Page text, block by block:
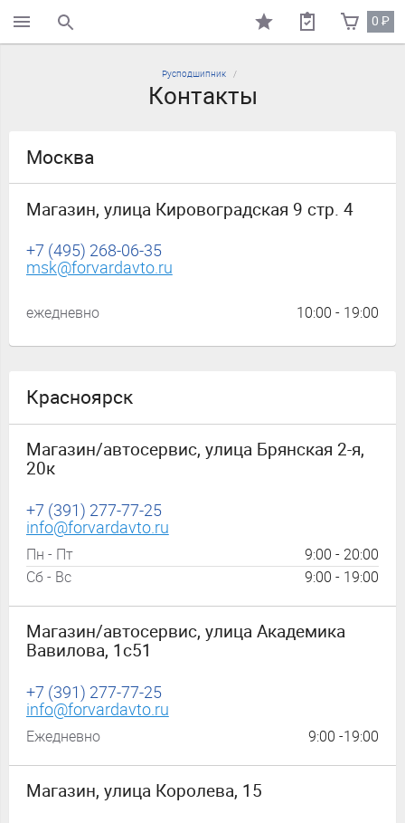
поиск по каталогу 0₽
Русподшипник
Контакты
Москва
Магазин, улица Кировоградская 9 стр. 4
+7 (495) 268-06-35
msk@forvardavto.ru
ежедневно 10:00 - 19:00
Красноярск
Магазин/автосервис, улица Брянская 2-я,
20к
+7 (391) 277-77-25
info@forvardavto.ru
Пн - Пт
9:00 - 20:00
Сб - Вс
9:00 - 19:00
Магазин/автосервис, улица Академика
Вавилова, 1с51
+7 (391) 277-77-25
info@forvardavto.ru
Ежедневно 9:00 -19:00
Магазин, улица Королева, 15